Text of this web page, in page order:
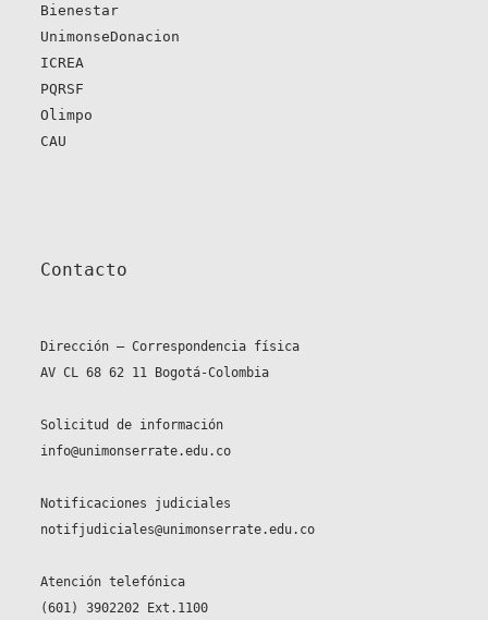
Bienestar
UnimonseDonacion
ICREA
PQRSF
Olimpo
CAU
Contacto
Dirección – Correspondencia física
AV CL 68 62 11 Bogotá-Colombia
Solicitud de información
info@unimonserrate.edu.co
Notificaciones judiciales
notifjudiciales@unimonserrate.edu.co
Atención telefónica
(601) 3902202 Ext.1100